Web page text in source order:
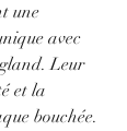
une
avec
Leur
et la
bouchée.